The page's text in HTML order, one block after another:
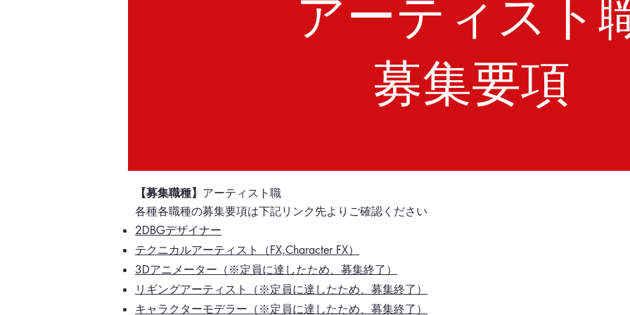
アーティスト
​募集要項
【募集職種】 アーティスト職
各種​各職種の募集要項は下記リンク先よりご確認ください
2DBGデザイナー​
テクニカルアーティスト（FX,Character FX）
3Dアニメーター （※定員に達したため、募集終了）
リギングアーティスト
（※定員に達したため、募集終了）
キャラクターモデラー（※定員に達したため、募集終了）